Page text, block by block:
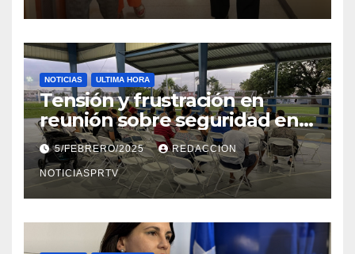
NOTICIAS ULTIMA HORA
Tensión y frustración en
reunión sobre seguridad en
Reparto Metropolitano
5/FEBRERO/2025 REDACCION
NOTICIASPRTV